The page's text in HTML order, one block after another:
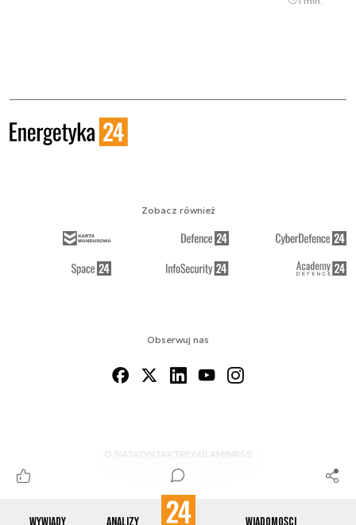
Obserwuj nas
O NAS KONTAKTREGULAMINRSS
Zobacz również